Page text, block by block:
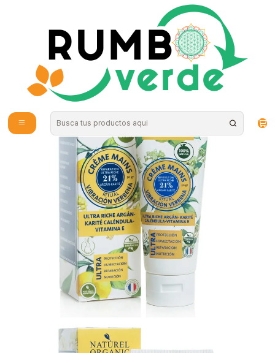
Envío gratis por compras sobre los 59.990 en la provincia de Santiago
Cuidado de la Piel
Naturel Organics - Crema de manos Vibracion Verbena 50gr